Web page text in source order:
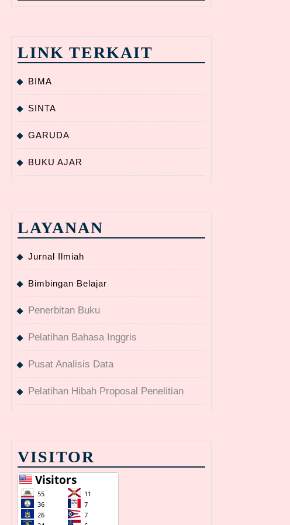
LINK TERKAIT
BIMA
SINTA
GARUDA
BUKU AJAR
LAYANAN
Jurnal Ilmiah
Bimbingan Belajar
Penerbitan Buku
Pelatihan Bahasa Inggris
Pusat Analisis Data
Pelatihan Hibah Proposal Penelitian
VISITOR